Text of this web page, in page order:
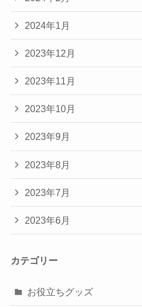
2024年1月
2023年12月
2023年11月
2023年10月
2023年9月
2023年8月
2023年7月
2023年6月
カテゴリー
お役立ちグッズ